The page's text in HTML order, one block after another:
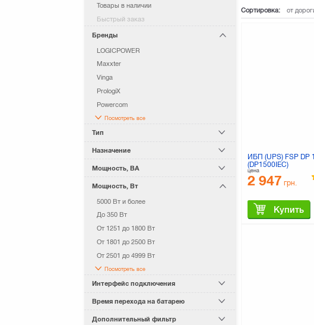
Товары в наличии
Быстрый заказ
Бренды
LOGICPOWER
Maxxter
Vinga
PrologiX
Powercom
Посмотреть все
Тип
Назначение
Мощность, ВА
Мощность, Вт
5000 Вт и более
До 350 Вт
От 1251 до 1800 Вт
От 1801 до 2500 Вт
От 2501 до 4999 Вт
Посмотреть все
Интерфейс подключения
Время перехода на батарею
Дополнительный фильтр
Сортировка: от
ИБП (UPS) FSP DP
(DP1500IEC)
цена
2 947 грн.
Купить